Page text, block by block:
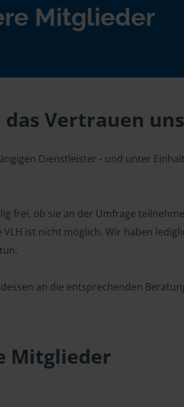
Mitglieder
das Vertrauen
Dienstleister - und unter
frei, ob sie an der Umfrage
ist nicht möglich. Wir haben
an die entsprechenden
Mitglieder